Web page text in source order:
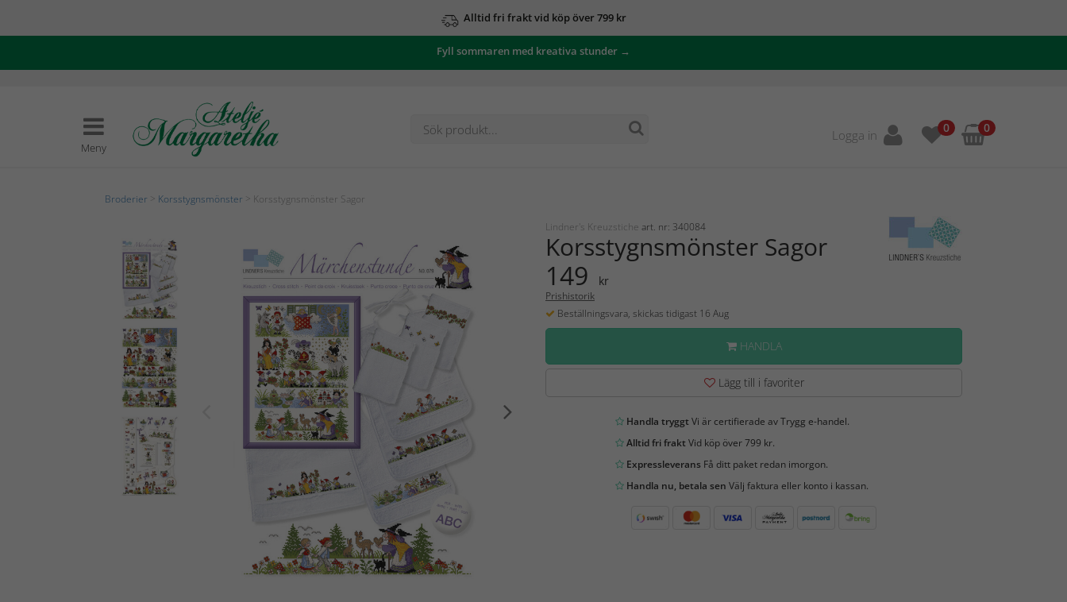
Alltid fri frakt vid köp över 799 kr
Fyll sommaren med kreativa stunder →
Meny
Logga in 0 0
Broderier Korsstygnsmönster > Korsstygnsmönster Sagor
Lindner's Kreuzstiche art. nr: 340084
Korsstygnsmönster Sagor
149 kr
Prishistorik
Beställningsvara, skickas tidigast 16 Aug
HANDLA
Lägg till i favoriter
Handla tryggtVi är certifierade av Trygg e-handel.
Alltid fri fraktVid köp över 799 kr.
ExpressleveransFå ditt paket redan imorgon.
Handla nu, betala sen Välj faktura eller konto i kassan.